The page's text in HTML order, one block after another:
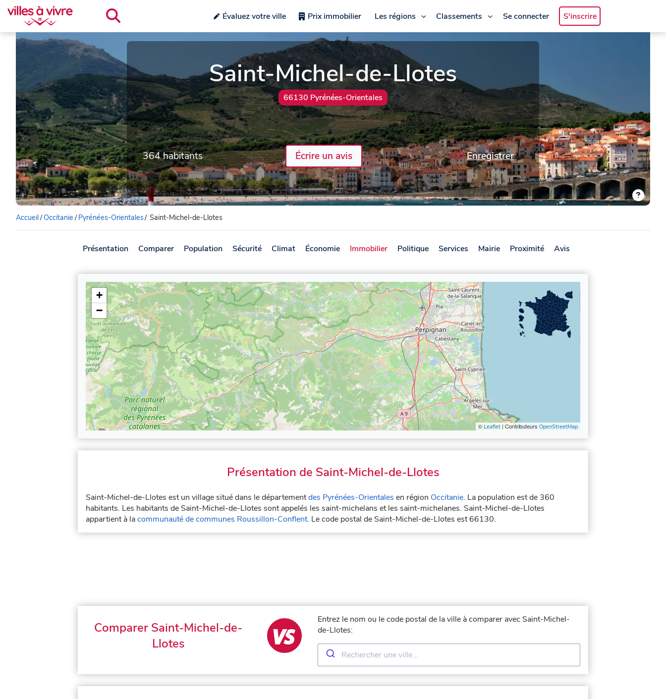
Évaluez votre ville Prix immobilier Les régions Classements Se connecter S'inscrire
Saint-Michel-de-Llotes
66130 Pyrénées-Orientales
364 habitants Écrire un avis Enregistrer
Accueil/Occitanie/ Pyrénées-Orientales/ Saint-Michel-de-Llotes
Présentation Comparer Population Sécurité Climat Économie Immobilier Politique Services Mairie Proximité Avis
+
−
© Leaflet | Contributeurs OpenStreetMap
Présentation de Saint-Michel-de-Llotes
Saint-Michel-de-Llotes est un village situé dans le départementdes Pyrénées-Orientales en région Occitanie. La population est de 360
habitants. Les habitants de Saint-Michel-de-Llotes sont appelés les saint-michelans et les saint-michelanes. Saint-Michel-de-Llotes
appartient à lacommunauté de communes Roussillon-Conflent. Le code postal de Saint-Michel-de-Llotes est 66130.
Comparer Saint-Michel-de-
Llotes
Entrez le nom ou le code postal de la ville à comparer avec Saint-Michel-
de-Llotes: